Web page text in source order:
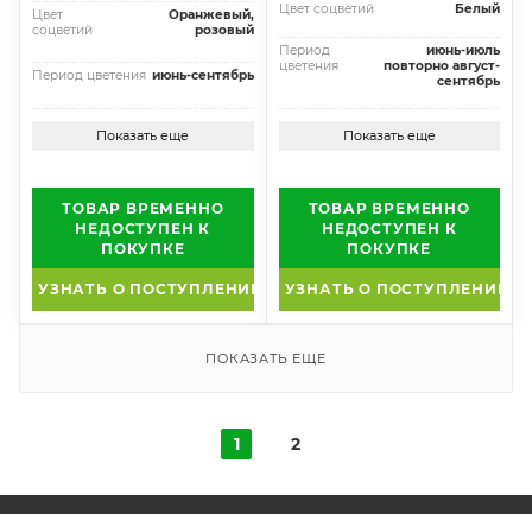
Цвет
соцветий
Оранжевый,
розовый
Период цветения июнь-сентябрь
Показать еще
ТОВАР ВРЕМЕННО
НЕДОСТУПЕН К
ПОКУПКЕ
УЗНАТЬ О ПОСТУПЛЕНИИ
Цвет соцветий Белый
Период
цветения
июнь-июль
повторно август-
сентябрь
Показать еще
ТОВАР ВРЕМЕННО
НЕДОСТУПЕН К
ПОКУПКЕ
УЗНАТЬ О ПОСТУПЛЕНИИ
ПОКАЗАТЬ ЕЩЕ
1 2